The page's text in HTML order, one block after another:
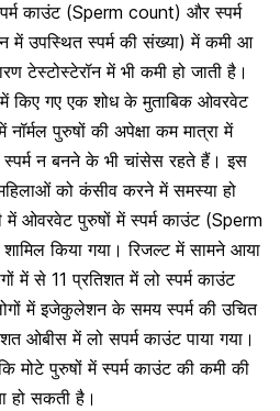
काउंट (Sperm count) और स्पर्म
में उपस्थित स्पर्म की संख्या) में कमी आ
टेस्टोस्टेरॉन में भी कमी हो जाती है।
किए गए एक शोध के मुताबिक ओवरवेट
पुरुषों की अपेक्षा कम मात्रा में
स्पर्म न बनने के भी चांसेस रहते हैं। इस
को कंसीव करने में समस्या हो
ओवरवेट पुरुषों में स्पर्म काउंट (Sperm
किया गया। रिजल्ट में सामने आया
में से 11 प्रतिशतमें लो स्पर्म काउंट
मेंइजेकुलेशन के समय स्पर्म की उचित
ओबीस में लो सपर्म काउंट पाया गया।
मोटे पुरुषों में स्पर्म काउंट की कमी की
हो सकती है।